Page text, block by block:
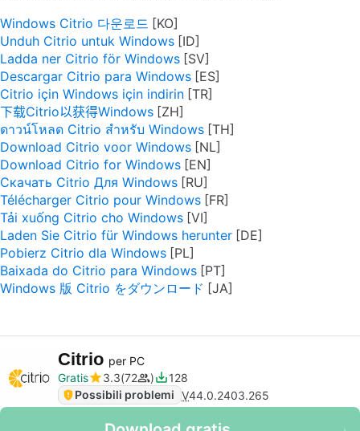
Windows Citrio 다운로드
Unduh Citrio untuk Windows
Ladda ner Citrio för Windows
Descargar Citrio para Windows
Citrio için Windows için indirin
下载Citrio以获得Windows
ดาวน์โหลด Citrio สำหรับ Windows
Download Citrio voor Windows
Download Citrio for Windows
Скачать Citrio Для Windows
Télécharger Citrio pour Windows
Tải xuống Citrio cho Windows
Laden Sie Citrio für Windows herunter
Pobierz Citrio dla Windows
Baixada do Citrio para Windows
Windows 版 Citrio をダウンロード
Citrio per PC
Gratis
3.3 72
128
Possibili problemi V44.0.2403.265